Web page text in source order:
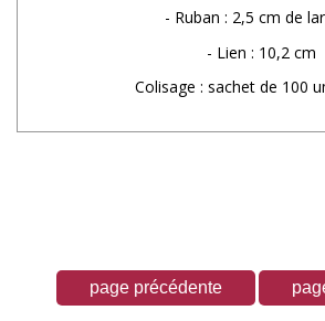
- Ruban : 2,5 cm de
- Lien : 10,2 cm
Colisage : sachet de 100